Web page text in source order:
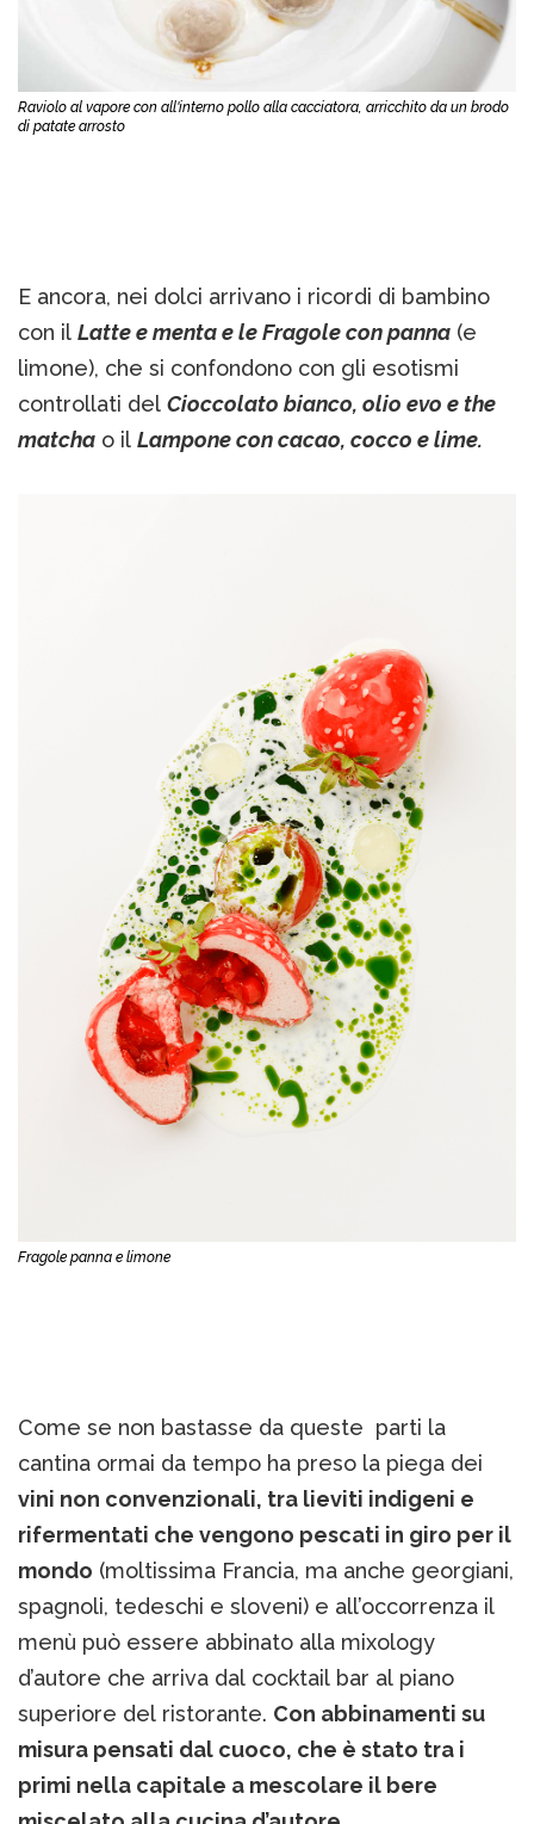
Raviolo al vapore con all'interno pollo alla cacciatora, arricchito da un brodo
di patate arrosto
E ancora, nei dolci arrivano i ricordi di bambino
con il Latte e menta e le Fragole con panna (e
limone), che si confondono con gli esotismi
controllati del Cioccolato bianco, olio evo e the
matcha o il Lampone con cacao, cocco e lime.
Fragole panna e limone
Come se non bastasse da queste parti la
cantina ormai da tempo ha preso la piega dei
vini non convenzionali, tra lieviti indigeni e
rifermentati che vengono pescati in giro per il
mondo (moltissima Francia, ma anche georgiani,
spagnoli, tedeschi e sloveni) e all’occorrenza il
menù può essere abbinato alla mixology
d’autore che arriva dal cocktail bar al piano
superiore del ristorante. Con abbinamenti su
misura pensati dal cuoco, che è stato tra i
primi nella capitale a mescolare il bere